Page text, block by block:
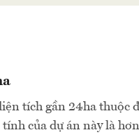
tích gần 24ha thuộc
của dự án này là